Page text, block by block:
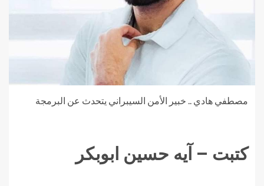
مصطفي هادي .. خبير الأمن السيبراني يتحدث عن البرمجة
كتبت – آيه حسين ابوبكر